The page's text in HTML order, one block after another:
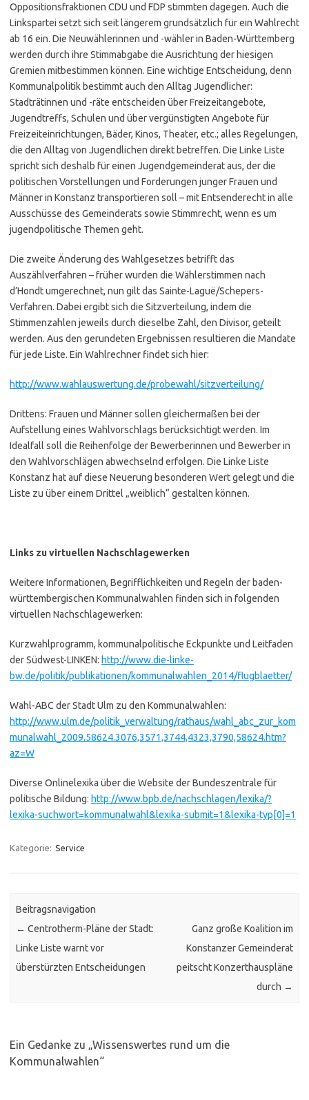
Oppositionsfraktionen CDU und FDP stimmten dagegen. Auch die
Linkspartei setzt sich seit längerem grundsätzlich für ein Wahlrecht
ab 16 ein. Die Neuwählerinnen und -wähler in Baden-Württemberg
werden durch ihre Stimmabgabe die Ausrichtung der hiesigen
Gremien mitbestimmen können. Eine wichtige Entscheidung, denn
Kommunalpolitik bestimmt auch den Alltag Jugendlicher:
Stadträtinnen und -räte entscheiden über Freizeitangebote,
Jugendtreffs, Schulen und über vergünstigten Angebote für
Freizeiteinrichtungen, Bäder, Kinos, Theater, etc.; alles Regelungen,
die den Alltag von Jugendlichen direkt betreffen. Die Linke Liste
spricht sich deshalb für einen Jugendgemeinderat aus, der die
politischen Vorstellungen und Forderungen junger Frauen und
Männer in Konstanz transportieren soll – mit Entsenderecht in alle
Ausschüsse des Gemeinderats sowie Stimmrecht, wenn es um
jugendpolitische Themen geht.
Die zweite Änderung des Wahlgesetzes betrifft das
Auszählverfahren – früher wurden die Wählerstimmen nach
d’Hondt umgerechnet, nun gilt das Sainte-Laguë/Schepers-
Verfahren. Dabei ergibt sich die Sitzverteilung, indem die
Stimmenzahlen jeweils durch dieselbe Zahl, den Divisor, geteilt
werden. Aus den gerundeten Ergebnissen resultieren die Mandate
für jede Liste. Ein Wahlrechner findet sich hier:
http://www.wahlauswertung.de/probewahl/sitzverteilung/
Drittens: Frauen und Männer sollen gleichermaßen bei der
Aufstellung eines Wahlvorschlags berücksichtigt werden. Im
Idealfall soll die Reihenfolge der Bewerberinnen und Bewerber in
den Wahlvorschlägen abwechselnd erfolgen. Die Linke Liste
Konstanz hat auf diese Neuerung besonderen Wert gelegt und die
Liste zu über einem Drittel „weiblich“ gestalten können.
Links zu virtuellen Nachschlagewerken
Weitere Informationen, Begrifflichkeiten und Regeln der baden-
württembergischen Kommunalwahlen finden sich in folgenden
virtuellen Nachschlagewerken:
Kurzwahlprogramm, kommunalpolitische Eckpunkte und Leitfaden
der Südwest-LINKEN: http://www.die-linke-
bw.de/politik/publikationen/kommunalwahlen_2014/flugblaetter/
Wahl-ABC der Stadt Ulm zu den Kommunalwahlen:
http://www.ulm.de/politik_verwaltung/rathaus/wahl_abc_zur_kom
munalwahl_2009.58624.3076,3571,3744,4323,3790,58624.htm?
az=W
Diverse Onlinelexika über die Website der Bundeszentrale für
politische Bildung: http://www.bpb.de/nachschlagen/lexika/?
lexika-suchwort=kommunalwahl&lexika-submit=1&lexika-typ[0]=1
Kategorie: Service
Beitragsnavigation
← Centrotherm-Pläne der Stadt:
Linke Liste warnt vor
überstürzten Entscheidungen
Ganz große Koalition im
Konstanzer Gemeinderat
peitscht Konzerthauspläne
durch →
Ein Gedanke zu „ Wissenswertes rund um die
Kommunalwahlen“